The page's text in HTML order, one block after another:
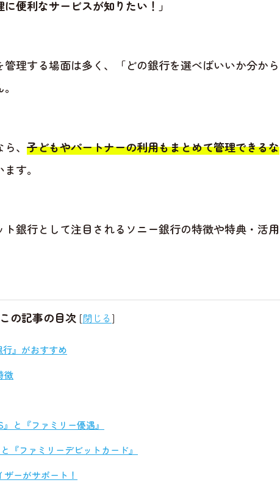
便利なサービスが知りたい！」
理する場面は多く、「どの銀行を選べばいいか分から
、 子どもやパートナーの利用もまとめて管理できるな
す。
銀行として注目されるソニー銀行の特徴や特典・活用
この記事の目次 [閉じる ]
』がおすすめ
徴
と『ファミリー優遇』
『ファミリーデビットカード』
ーがサポート！